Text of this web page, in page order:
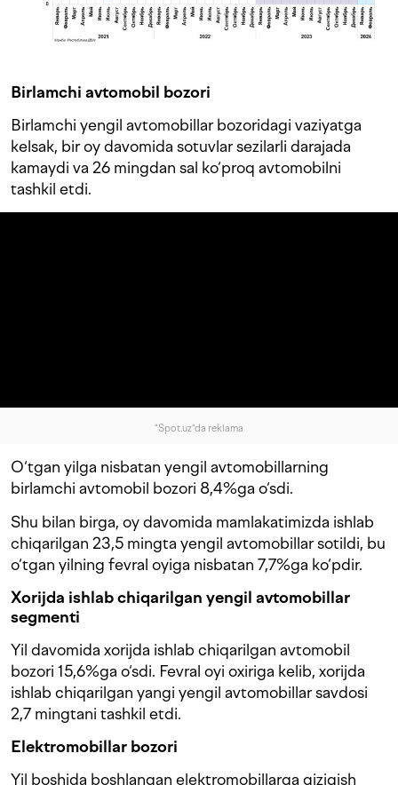
Birlamchi avtomobil bozori
Birlamchi yengil avtomobillar bozoridagi vaziyatga
kelsak, bir oy davomida sotuvlar sezilarli darajada
kamaydi va 26 mingdan sal ko‘proq avtomobilni
tashkil etdi.
"Spot.uz"da reklama
O‘tgan yilga nisbatan yengil avtomobillarning
birlamchi avtomobil bozori 8,4%ga o‘sdi.
Shu bilan birga, oy davomida mamlakatimizda ishlab
chiqarilgan 23,5 mingta yengil avtomobillar sotildi, bu
o‘tgan yilning fevral oyiga nisbatan 7,7%ga ko‘pdir.
Xorijda ishlab chiqarilgan yengil avtomobillar
segmenti
Yil davomida xorijda ishlab chiqarilgan avtomobil
bozori 15,6%ga o‘sdi. Fevral oyi oxiriga kelib, xorijda
ishlab chiqarilgan yangi yengil avtomobillar savdosi
2,7 mingtani tashkil etdi.
Elektromobillar bozori
Yil boshida boshlangan elektromobillarga qiziqish